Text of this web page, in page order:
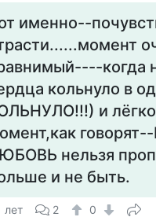
именно--
когда
кольнуло в
и
нельзя
и не быть.
лет 2 0